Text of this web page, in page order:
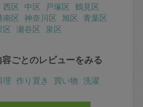
西区 中区 戸塚区 鶴見区
南区 神奈川区 旭区 青葉区
区 瀬谷区 泉区
ごとのレビューをみる
理 作り置き 買い物 洗濯